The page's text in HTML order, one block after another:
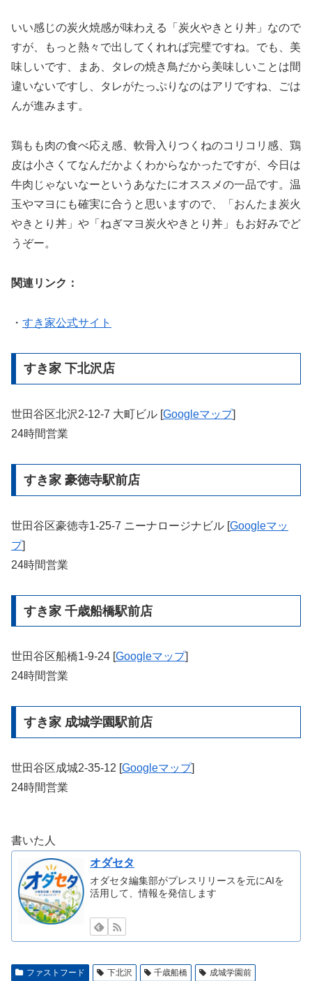
いい感じの炭火焼感が味わえる「炭火やきとり丼」なので
すが、もっと熱々で出してくれれば完璧ですね。でも、美
味しいです、まあ、タレの焼き鳥だから美味しいことは間
違いないですし、タレがたっぷりなのはアリですね、ごは
んが進みます。
鶏もも肉の食べ応え感、軟骨入りつくねのコリコリ感、鶏
皮は小さくてなんだかよくわからなかったですが、今日は
牛肉じゃないなーというあなたにオススメの一品です。温
玉やマヨにも確実に合うと思いますので、「おんたま炭火
やきとり丼」や「ねぎマヨ炭火やきとり丼」もお好みでど
うぞー。
関連リンク：
・ すき家公式サイト
すき家 下北沢店
世田谷区北沢2-12-7 大町ビル [Googleマップ]
24時間営業
すき家 豪徳寺駅前店
世田谷区豪徳寺1-25-7 ニーナロージナビル [Googleマッ
プ]
24時間営業
すき家 千歳船橋駅前店
世田谷区船橋1-9-24 [ Googleマップ
24時間営業
すき家 成城学園駅前店
世田谷区成城2-35-12 [Googleマップ]
24時間営業
書いた人
オダセタ
オダセタ編集部がプレスリリースを元にAIを
活用して、情報を発信します
ファストフード 下北沢 千歳船橋
成城学園前